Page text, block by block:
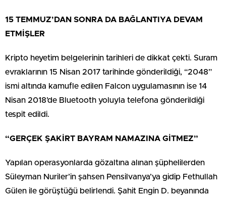
15 TEMMUZ’DAN SONRA DA BAĞLANTIYA DEVAM
ETMİŞLER
Kripto heyetim belgelerinin tarihleri de dikkat çekti. Suram
evraklarının 15 Nisan 2017 tarihinde gönderildiği, “2048”
ismi altında kamufle edilen Falcon uygulamasının ise 14
Nisan 2018’de Bluetooth yoluyla telefona gönderildiği
tespit edildi.
“GERÇEK ŞAKİRT BAYRAM NAMAZINA GİTMEZ”
Yapılan operasyonlarda gözaltına alınan şüphelilerden
Süleyman Nuriler’in şahsen Pensilvanya’ya gidip Fethullah
Gülen ile görüştüğü belirlendi. Şahit Engin D. beyanında